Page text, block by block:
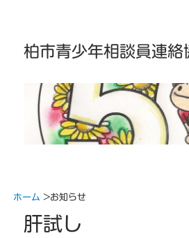
柏市青少年相談員連絡
ホーム >お知らせ
肝試し